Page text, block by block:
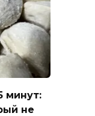
минут:
не